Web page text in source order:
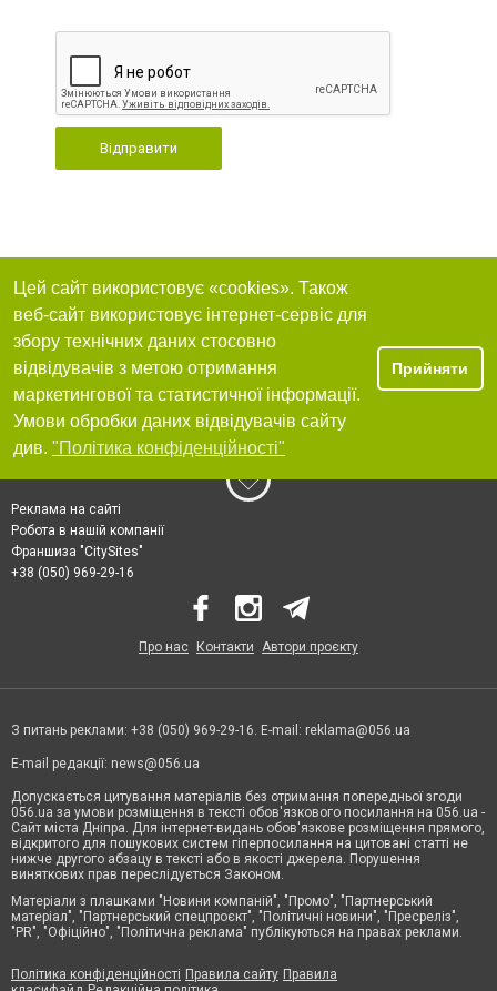
Відправити
Цей сайт використовує «cookies». Також
веб-сайт використовує інтернет-сервіс для
збору технічних даних стосовно
відвідувачів з метою отримання
маркетингової та статистичної інформації.
Умови обробки даних відвідувачів сайту
див. "Політика конфіденційності"
Прийняти
Реклама на сайті
Робота в нашій компанії
Франшиза "CitySites"
+38 (050) 969-29-16
Про нас Контакти Автори проєкту
З питань реклами: +38 (050) 969-29-16. E-mail: reklama@056.ua
E-mail редакції: news@056.ua
Допускається цитування матеріалів без отримання попередньої згоди
056.ua за умови розміщення в тексті обов'язкового посилання на 056.ua -
Сайт міста Дніпра. Для інтернет-видань обов'язкове розміщення прямого,
відкритого для пошукових систем гіперпосилання на цитовані статті не
нижче другого абзацу в тексті або в якості джерела. Порушення
виняткових прав переслідується Законом.
Матеріали з плашками "Новини компаній", "Промо", "Партнерський
матеріал", "Партнерський спецпроєкт", "Політичні новини", "Пресреліз",
"PR", "Офіційно", "Політична реклама" публікуються на правах реклами.
Політика конфіденційності Правила сайту Правила